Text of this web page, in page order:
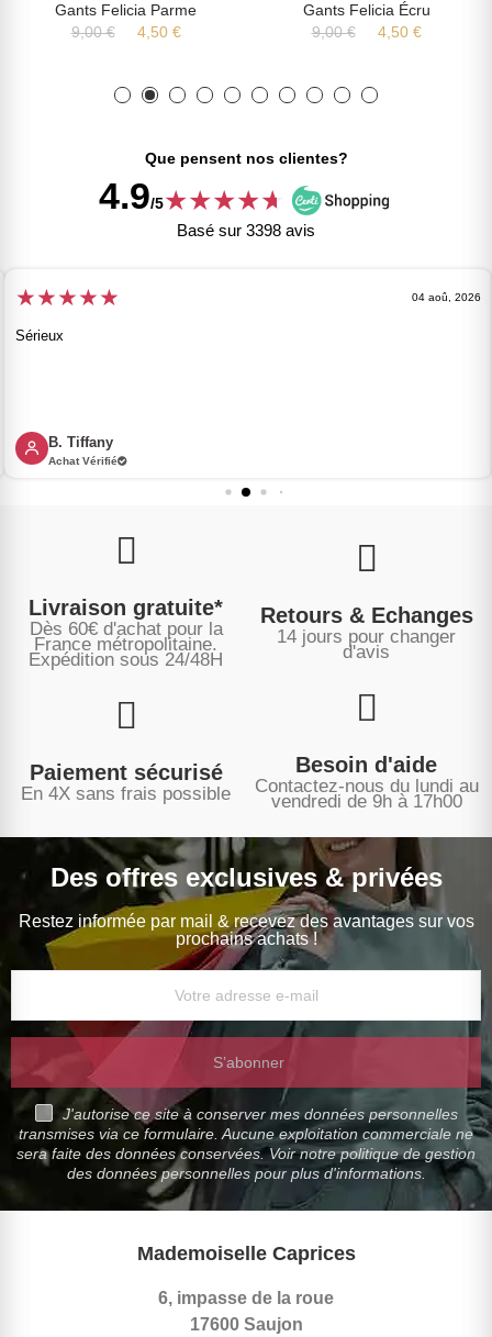
Gants Felicia Parme
9,00 €
4,50 €
Gants Felicia Écru
9,00 €
4,50 €
Que pensent nos clientes?
4.9/5★★★★★
★
Basé sur 3398 avis
★★★★★ 04 aoû, 2026
Sérieux
B. Tiffany
Achat Vérifié
Livraison gratuite*
Dès 60€ d'achat pour la
France métropolitaine.
Expédition sous 24/48H
Retours & Echanges
14 jours pour changer
d'avis
Paiement sécurisé
En 4X sans frais possible
Besoin d'aide
Contactez-nous du lundi au
vendredi de 9h à 17h00
Des offres exclusives & privées
Restez informée par mail & recevez des avantages sur vos
prochains achats !
S’abonner
J'autorise ce site à conserver mes données personnelles
transmises via ce formulaire. Aucune exploitation commerciale ne
sera faite des données conservées. Voir notre politique de gestion
des données personnelles pour plus d'informations.
Mademoiselle Caprices
6, impasse de la roue
17600 Saujon